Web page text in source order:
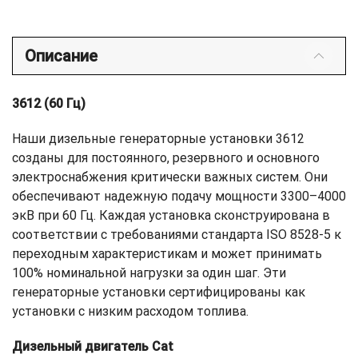
Описание
3612 (60 Гц)
Наши дизельные генераторные установки 3612
созданы для постоянного, резервного и основного
электроснабжения критически важных систем. Они
обеспечивают надежную подачу мощности 3300–4000
экВ при 60 Гц. Каждая установка сконструирована в
соответствии с требованиями стандарта ISO 8528-5 к
переходным характеристикам и может принимать
100% номинальной нагрузки за один шаг. Эти
генераторные установки сертифицированы как
установки с низким расходом топлива.
Дизельный двигатель Cat